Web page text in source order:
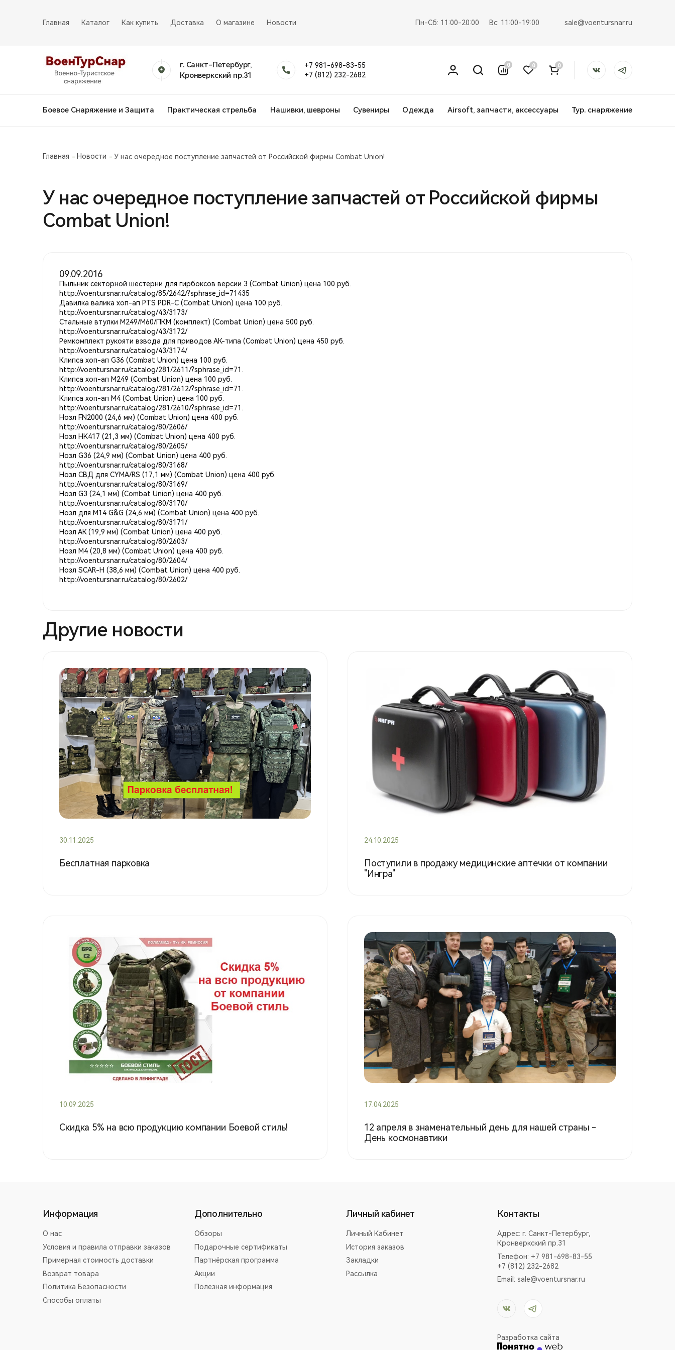
Главная Каталог Как купить Доставка О магазине Новости Пн-Сб: 11:00-20:00 Вс: 11:00-19:00 sale@voentursnar.ru
г. Санкт-Петербург,
Кронверкский пр.31
+7 981-698-83-55
+7 (812) 232-2682
0 0 0
Боевое Снаряжение и Защита Практическая стрельба Нашивки, шевроны Сувениры Одежда Airsoft, запчасти, аксессуары Тур. снаряжение
Главная Новости У нас очередное поступление запчастей от Российской фирмы Combat Union!
У нас очередное поступление запчастей от Российской фирмы
Combat Union!
09.09.2016
Пыльник секторной шестерни для гирбоксов версии 3 (Combat Union) цена 100 руб.
http://voentursnar.ru/catalog/85/2642/?sphrase_id=71435
Давилка валика хоп-ап PTS PDR-C (Combat Union) цена 100 руб.
http://voentursnar.ru/catalog/43/3173/
Стальные втулки М249/М60/ПКМ (комплект) (Combat Union) цена 500 руб.
http://voentursnar.ru/catalog/43/3172/
Ремкомплект рукояти взвода для приводов АК-типа (Combat Union) цена 450 руб.
http://voentursnar.ru/catalog/43/3174/
Клипса хоп-ап G36 (Combat Union) цена 100 руб.
http://voentursnar.ru/catalog/281/2611/?sphrase_id=71 .
Клипса хоп-ап M249 (Combat Union) цена 100 руб.
http://voentursnar.ru/catalog/281/2612/?sphrase_id=71 .
Клипса хоп-ап M4 (Combat Union) цена 100 руб.
http://voentursnar.ru/catalog/281/2610/?sphrase_id=71 .
Нозл FN2000 (24,6 мм) (Combat Union) цена 400 руб.
http://voentursnar.ru/catalog/80/2606/
Нозл HK417 (21,3 мм) (Combat Union) цена 400 руб.
http://voentursnar.ru/catalog/80/2605/
Нозл G36 (24,9 мм) (Combat Union) цена 400 руб.
http://voentursnar.ru/catalog/80/3168/
Нозл СВД для CYMA/RS (17,1 мм) (Combat Union) цена 400 руб.
http://voentursnar.ru/catalog/80/3169/
Нозл G3 (24,1 мм) (Combat Union) цена 400 руб.
http://voentursnar.ru/catalog/80/3170/
Нозл для М14 G&G (24,6 мм) (Combat Union) цена 400 руб.
http://voentursnar.ru/catalog/80/3171/
Нозл АК (19,9 мм) (Combat Union) цена 400 руб.
http://voentursnar.ru/catalog/80/2603/
Нозл М4 (20,8 мм) (Combat Union) цена 400 руб.
http://voentursnar.ru/catalog/80/2604/
Нозл SCAR-H (38,6 мм) (Combat Union) цена 400 руб.
http://voentursnar.ru/catalog/80/2602/
Другие новости
30.11.2025
Бесплатная парковка
24.10.2025
Поступили в продажу медицинские аптечки от компании
"Ингра"
10.09.2025
Скидка 5% на всю продукцию компании Боевой стиль!
17.04.2025
12 апреля в знаменательный день для нашей страны -
День космонавтики
Информация
О нас
Условия и правила отправки заказов
Примерная стоимость доставки
Возврат товара
Политика Безопасности
Способы оплаты
Дополнительно
Обзоры
Подарочные сертификаты
Партнёрская программа
Акции
Полезная информация
Личный кабинет
Личный Кабинет
История заказов
Закладки
Рассылка
Контакты
Адрес:г. Санкт-Петербург,
Кронверкский пр.31
Телефон: +7 981-698-83-55
+7 (812) 232-2682
Email:sale@voentursnar.ru
Разработка сайта